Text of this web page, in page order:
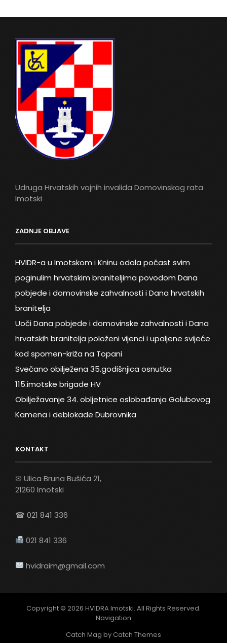
Udruga Hrvatskih vojnih invalida Domovinskog rata
Imotski
ZADNJE OBJAVE
HVIDR-a u Imotskom i Kninu odala počast svim
poginulim hrvatskim braniteljima povodom Dana
pobjede i domovinske zahvalnosti i Dana hrvatskih
branitelja
Uoči Dana pobjede i domovinske zahvalnosti i Dana
hrvatskih branitelja položeni vijenci i upaljene svijeće
kod spomen-križa na Topani
Svečano obilježena 35.godišnjica osnutka
115.imotske brigade HV
Obilježavanje 34. obljetnice oslobađanja Golubovog
Kamena i deblokade Dubrovnika
KONTAKT
✉ Ulica Bruna Bušića 21,
21260 Imotski
☎ 021 841 336
021 841 336
hvidraim@gmail.com
Copyright © 2026 HVIDRA Imotski. All Rights Reserved.
Navigation
Catch Mag byCatch Themes